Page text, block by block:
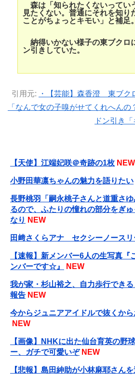
森は「知られたくないってい
見たくない。普通にそれを知り
ことがちょっとキモい」と補足。
納得いかない様子の東ブクロ
ン引きしていた。
引用元:
・【芸能】森香澄 東ブク
「なんで女の子嗅がせてくれへん
ドン引き
【天使】江端妃咲＠奇跡の1枚 NEW
小野田華凛ちゃんの魅力を語りたい
長野桃羽「嗣永桃子さんと道重さ
るので、ふたりの憧れの部分をぎ
なり NEW
田﨑さくらアナ セクシーノースリ
【速報】新メンバー6人の生写真『
ンバーです☆』
NEW
我が家・杉山裕之、自力歩行でき
報告 NEW
今からジュニアアイドルで抜くか
NEW
【画像】NHKに出た仙台育英の野
ー、ガチで可愛いぞ NEW
【悲報】島田紳助が小林麻耶さん